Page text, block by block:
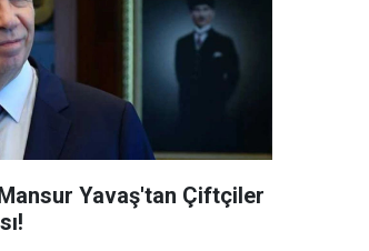
Yavaş'tan Çiftçiler